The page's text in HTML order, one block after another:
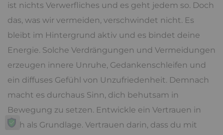
ist nichts Verwerfliches und es geht jedem so. Doch
das, was wir vermeiden, verschwindet nicht. Es
bleibt im Hintergrund aktiv und es bindet deine
Energie. Solche Verdrängungen und Vermeidungen
erzeugen innere Unruhe, Gedankenschleifen und
ein diffuses Gefühl von Unzufriedenheit. Demnach
macht es durchaus Sinn, dich behutsam in
Bewegung zu setzen. Entwickle ein Vertrauen in
dich als Grundlage. Vertrauen darin, dass du mit